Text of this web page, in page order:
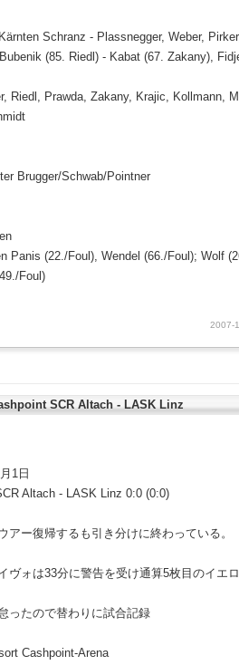
Schranz - Plassnegger, Weber,
(85. Riedl) - Kabat (67. Zakany),
Riedl, Prawda, Zakany, Krajic, Kollmann,
Brugger/Schwab/Pointner
Panis (22./Foul), Wendel (66./Foul); Wolf
Foul)
2007-
SCR Altach - LASK Linz
1日
Altach - LASK Linz 0:0 (0:0)
アー復帰するも引き分けに終わっている。
ヴォは33分に警告を受け通算5枚目のイエ
ったので替わりに試合記録
Cashpoint-Arena